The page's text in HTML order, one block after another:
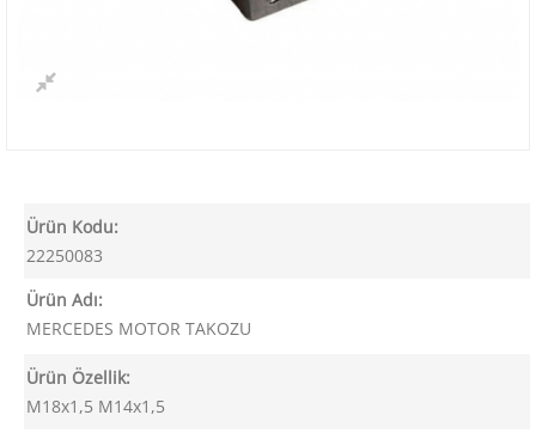
Ürün Kodu:
22250083
Ürün Adı:
MERCEDES MOTOR TAKOZU
Ürün Özellik:
M18x1,5 M14x1,5